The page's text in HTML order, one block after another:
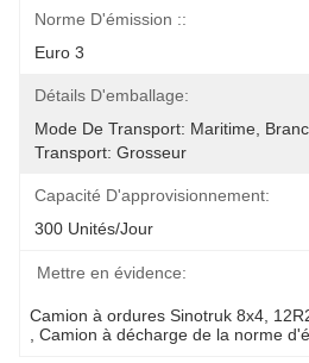
Norme D'émission ::
Euro 3
Détails D'emballage:
Mode De Transport: Maritime,
Transport: Grosseur
Capacité D'approvisionnement:
300 Unités/jour
Mettre en évidence:
Camion à ordures Sinotruk 8x4
Camion à décharge de la norme